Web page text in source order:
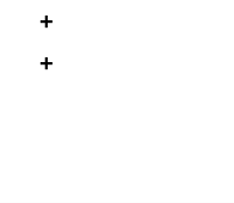
+
+